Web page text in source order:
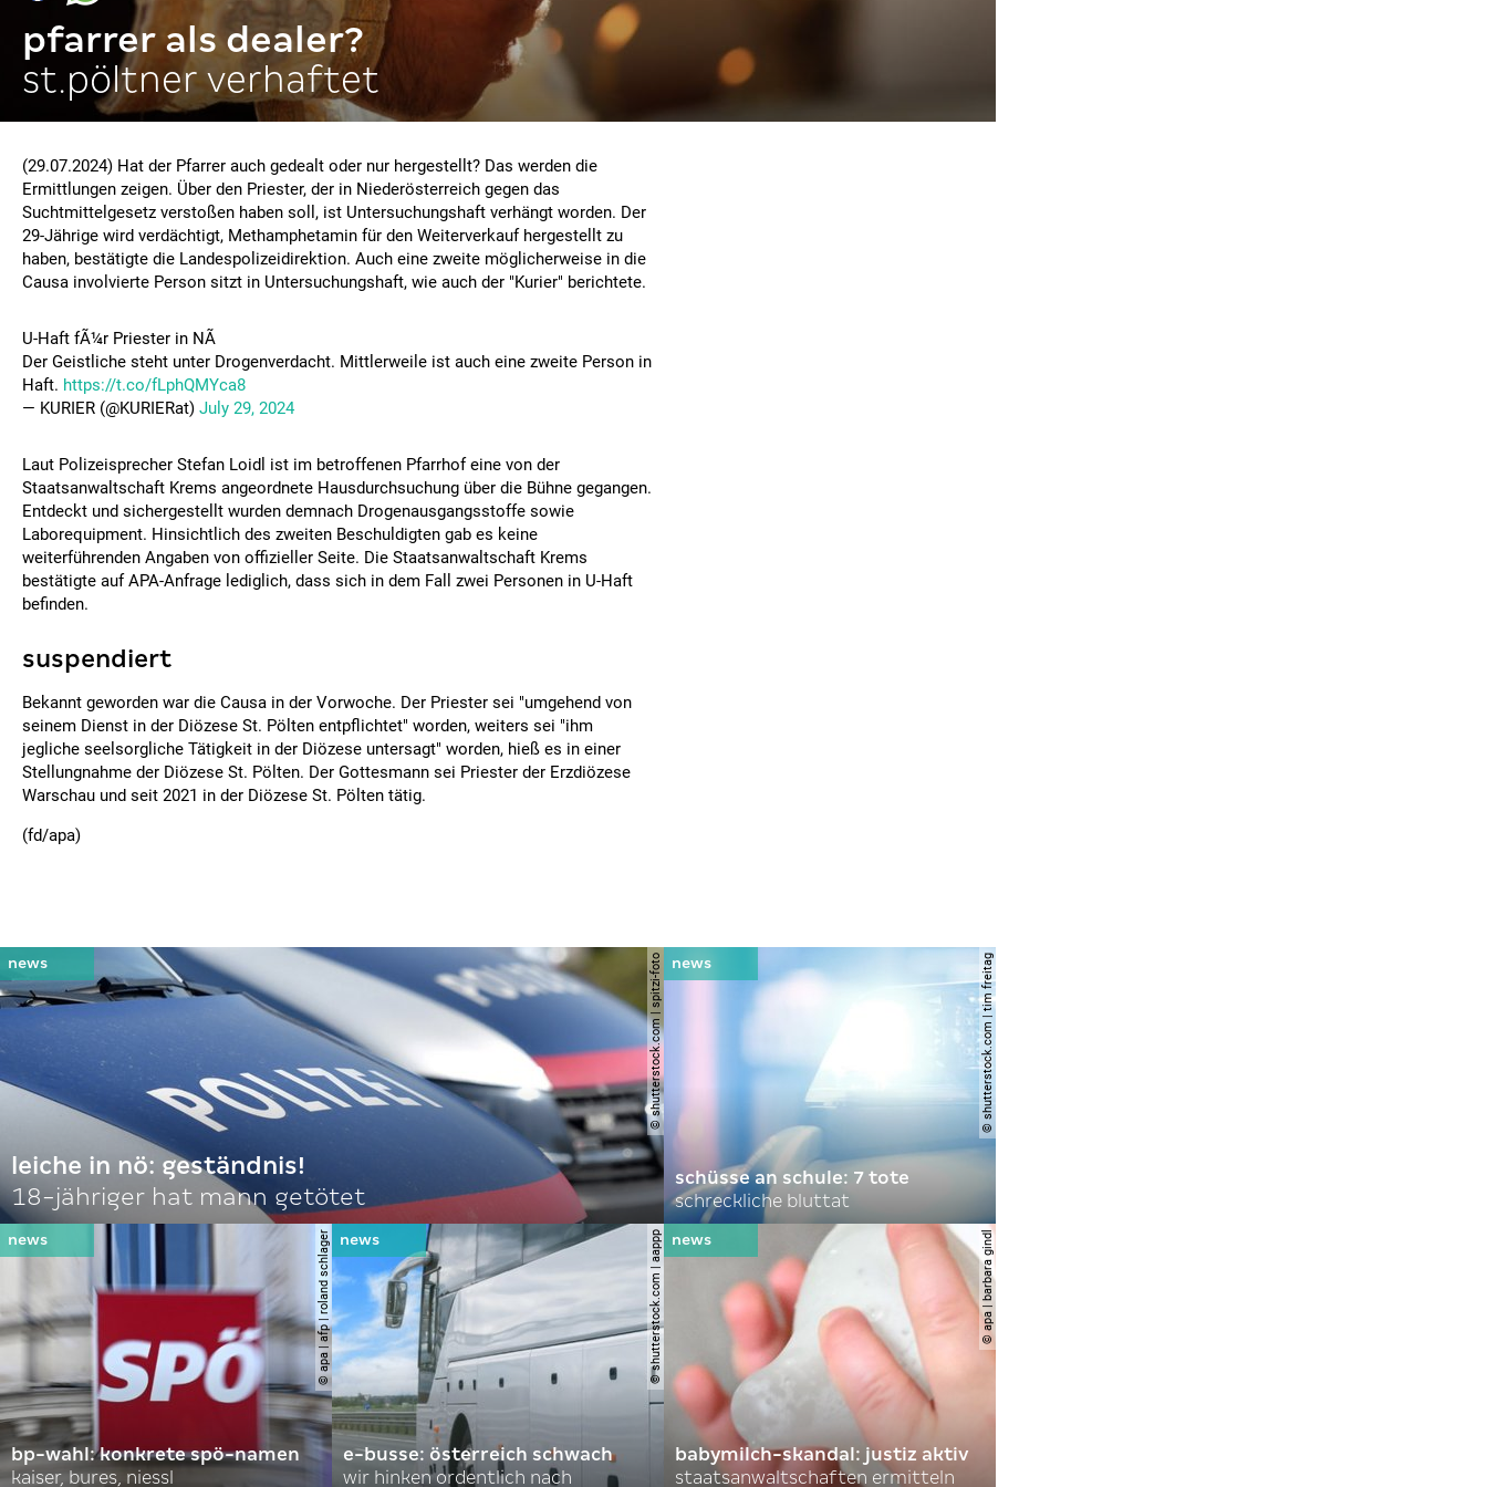
pfarrer als dealer?
st.pöltner verhaftet
(29.07.2024) Hat der Pfarrer auch gedealt oder nur hergestellt? Das werden die
Ermittlungen zeigen. Über den Priester, der in Niederösterreich gegen das
Suchtmittelgesetz verstoßen haben soll, ist Untersuchungshaft verhängt worden. Der
29-Jährige wird verdächtigt, Methamphetamin für den Weiterverkauf hergestellt zu
haben, bestätigte die Landespolizeidirektion. Auch eine zweite möglicherweise in die
Causa involvierte Person sitzt in Untersuchungshaft, wie auch der "Kurier" berichtete.
U-Haft fÃ¼r Priester in NÃ
Der Geistliche steht unter Drogenverdacht. Mittlerweile ist auch eine zweite Person in
Haft. https://t.co/fLphQMYca8
— KURIER (@KURIERat) July 29, 2024
Laut Polizeisprecher Stefan Loidl ist im betroffenen Pfarrhof eine von der
Staatsanwaltschaft Krems angeordnete Hausdurchsuchung über die Bühne gegangen.
Entdeckt und sichergestellt wurden demnach Drogenausgangsstoffe sowie
Laborequipment. Hinsichtlich des zweiten Beschuldigten gab es keine
weiterführenden Angaben von offizieller Seite. Die Staatsanwaltschaft Krems
bestätigte auf APA-Anfrage lediglich, dass sich in dem Fall zwei Personen in U-Haft
befinden.
suspendiert
Bekannt geworden war die Causa in der Vorwoche. Der Priester sei "umgehend von
seinem Dienst in der Diözese St. Pölten entpflichtet" worden, weiters sei "ihm
jegliche seelsorgliche Tätigkeit in der Diözese untersagt" worden, hieß es in einer
Stellungnahme der Diözese St. Pölten. Der Gottesmann sei Priester der Erzdiözese
Warschau und seit 2021 in der Diözese St. Pölten tätig.
(fd/apa)
© shutterstock.com | spitzi-foto
leiche in nö: geständnis!
18-jähriger hat mann getötet
© shutterstock.com | tim freitag
schüsse an schule: 7 tote
schreckliche bluttat
© apa | afp | roland schlager
bp-wahl: konkrete spö-namen
kaiser, bures, niessl
© shutterstock.com | aappp
e-busse: österreich schwach
wir hinken ordentlich nach
© apa | barbara gindl
babymilch-skandal: justiz aktiv
staatsanwaltschaften ermitteln